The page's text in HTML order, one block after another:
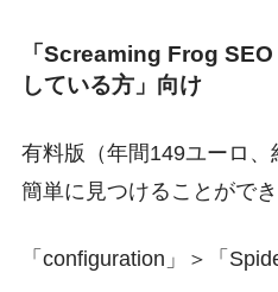
「Screaming Frog
している方」向け
有料版（年間149ユーロ、
簡単に見つけることができ
「configuration」＞「